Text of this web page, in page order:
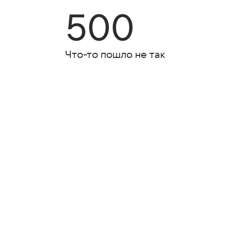
500
Что-то пошло не так